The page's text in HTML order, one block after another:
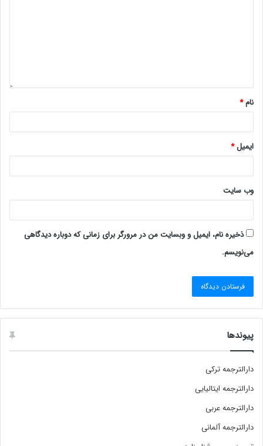
نام*
ایمیل*
وب‌ سایت
ذخیره نام، ایمیل و وبسایت من در مرورگر برای زمانی که دوباره دیدگاهی
می‌نویسم.
پیوندها
دارالترجمه ترکی
دارالترجمه ایتالیایی
دارالترجمه عربی
دارالترجمه آلمانی